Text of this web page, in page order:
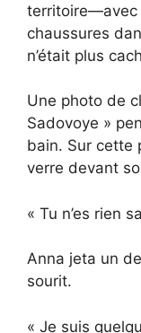
territoire—avec
chaussures
n’était plus
Une photo de
Sadovoye »
bain. Sur cette
verre devant
« Tu n’es rien
Anna jeta un
sourit.
« Je suis